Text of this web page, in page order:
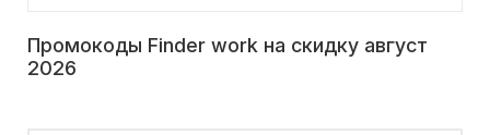
Промокоды Finder work на скидку август
2026